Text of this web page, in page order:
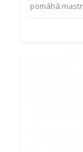
pomáhá